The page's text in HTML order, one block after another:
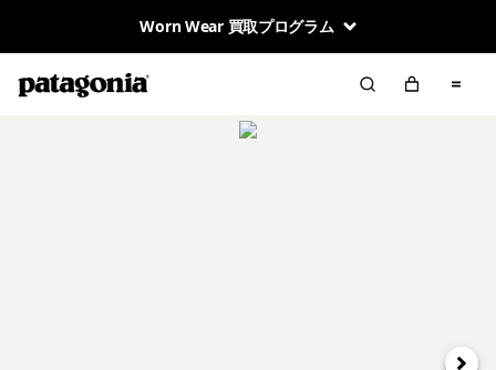
Worn Wear 買取プログラム
次へ